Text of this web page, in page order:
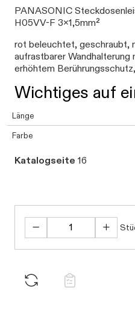
PANASONIC
H05VV-F 3x1,5mm²
rot beleuchtet, geschraubt,
aufrastbarer Wandhalterung
erhöhtem
Wichtiges auf
Länge
Farbe
Katalogseite 16